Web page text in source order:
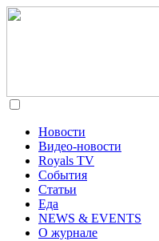
Новости
Видео-новости
Royals TV
События
Статьи
Еда
NEWS & EVENTS
О журнале